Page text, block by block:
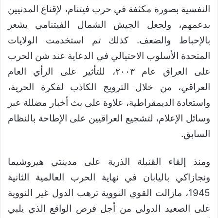
النفسية بصورة مكثفة في حرب فيتنام، لإقناع المدنيين
بدعمهم، ولجعل الجيش الشمال الفيتنامي يشعر
بالإحباط والضعف. كذلك تم استخدمت الولايات
المتحدة الأسلوب الاحتيالي في الدعاية عند شن الحرب
على العراق عام ٢٠٠٣، للتأثير على الرأي العام
العراقي، من خلال الترويج الكاذب لفكرة الحرية،
واستعادة الديمقراطية، علاوة على بث أخبار مضللة عبر
وسائل الإعلام، لتشجيع العراقيين على الإطاحة بالنظام
السابق.
ومنذ إلقاء القنبلة الذرية على مدينتي هيروشيما
ونجازاكي باليابان في نهاية الحرب العالمية الثانية
1945، مازالت القوي النووية ترهب الدول غير النووية
على الصعيد الدولي من أجل فرض الواقع الذي يلبي